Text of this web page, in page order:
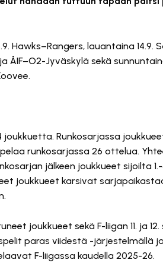
Hawks–Rangers, lauantaina 14.9.
ÅIF–O2-Jyväskylä sekä
joukkuetta. Runkosarjassa
runkosarjassa 26 ottelua.
jälkeen joukkueet sijoilta
joukkueet karsivat
joukkueet sekä F-liigan 11. ja
paras viidestä -järjestelmällä
F-liigassa kaudella 2025-26.